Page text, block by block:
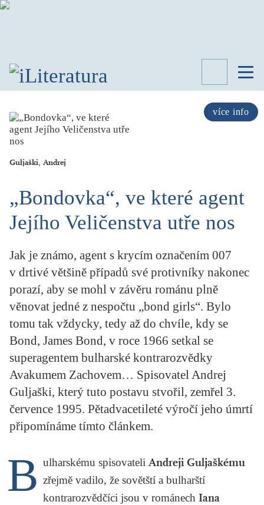
více info
SPISOVATELÉ
KNIHY
LITERATURY
KATEGORIE
PŘEHLED
STUDIE
KRITIKA PŘEKLADU
SLOUPEK
ILIGLOSA
Guljaški, Andrej
„Bondovka“, ve které agent
Jejího Veličenstva utře nos
Jak je známo, agent s krycím označením 007
v drtivé většině případů své protivníky nakonec
porazí, aby se mohl v závěru románu plně
věnovat jedné z nespočtu „bond girls“. Bylo
tomu tak vždycky, tedy až do chvíle, kdy se
Bond, James Bond, v roce 1966 setkal se
superagentem bulharské kontrarozvědky
Avakumem Zachovem… Spisovatel Andrej
Guljaški, který tuto postavu stvořil, zemřel 3.
července 1995. Pětadvacetileté výročí jeho úmrtí
připomínáme tímto článkem.
B ulharskému spisovateli Andreji Guljaškému
zřejmě vadilo, že sovětští a bulharští
kontrarozvědčíci jsou v románech Iana